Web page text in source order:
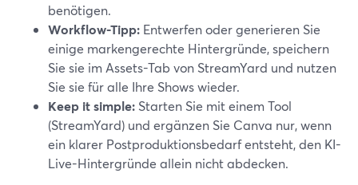
benötigen.
Workflow-Tipp: Entwerfen oder generieren Sie
einige markengerechte Hintergründe, speichern
Sie sie im Assets-Tab von StreamYard und nutzen
Sie sie für alle Ihre Shows wieder.
Keep it simple: Starten Sie mit einem Tool
(StreamYard) und ergänzen Sie Canva nur, wenn
ein klarer Postproduktionsbedarf entsteht, den KI-
Live-Hintergründe allein nicht abdecken.